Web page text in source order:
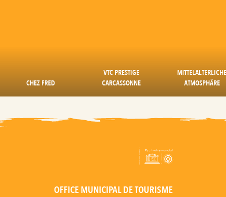
CHEZ FRED
VTC PRESTIGE
CARCASSONNE
MITTELALTERLICHE
ATMOSPHÄRE
OFFICE MUNICIPAL DE TOURISME